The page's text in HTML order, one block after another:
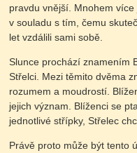
pravdu vnější. Mnohem
v souladu s tím, čemu
let vzdálili sami sobě.
Slunce prochází znamením
Střelci. Mezi těmito dvěma
rozumem a moudrostí.
jejich význam. Blíženci se
jednotlivé střípky, Střelec
Právě proto může být tento